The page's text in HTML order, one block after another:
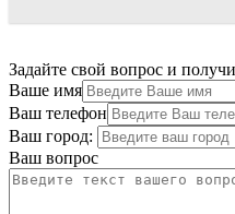
Задайте свой вопрос и
Ваше имя
Ваш телефон
Ваш город:
Ваш вопрос